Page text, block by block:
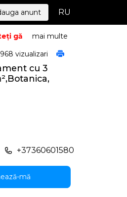
anunt RU
ceea ce căutați? Sunați –
mai multe
968 vizualizari
cu 3
+37360601580
mă